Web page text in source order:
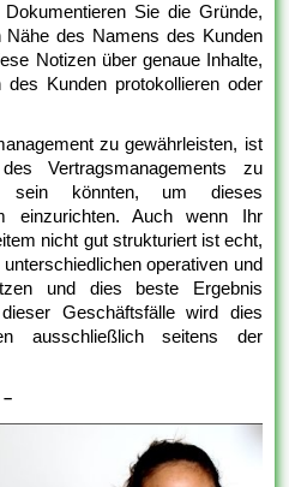
Sie die Gründe,
des Namens des Kunden
Notizen über genaue Inhalte,
Kunden protokollieren oder
zu gewährleisten, ist
Vertragsmanagements zu
sein könnten, um dieses
einzurichten. Auch wenn Ihr
nicht gut strukturiert ist echt,
operativen und
und dies beste Ergebnis
Geschäftsfälle wird dies
ausschließlich seitens der